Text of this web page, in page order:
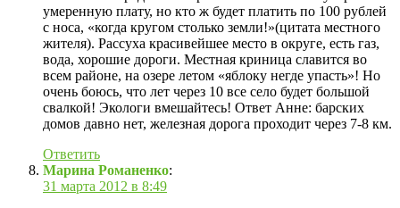
умеренную плату, но кто ж будет платить по 100 рублей
с носа, «когда кругом столько земли!»(цитата местного
жителя). Рассуха красивейшее место в округе, есть газ,
вода, хорошие дороги. Местная криница славится во
всем районе, на озере летом «яблоку негде упасть»! Но
очень боюсь, что лет через 10 все село будет большой
свалкой! Экологи вмешайтесь! Ответ Анне: барских
домов давно нет, железная дорога проходит через 7-8 км.
Ответить
Марина Романенко:
31 марта 2012 в 8:49